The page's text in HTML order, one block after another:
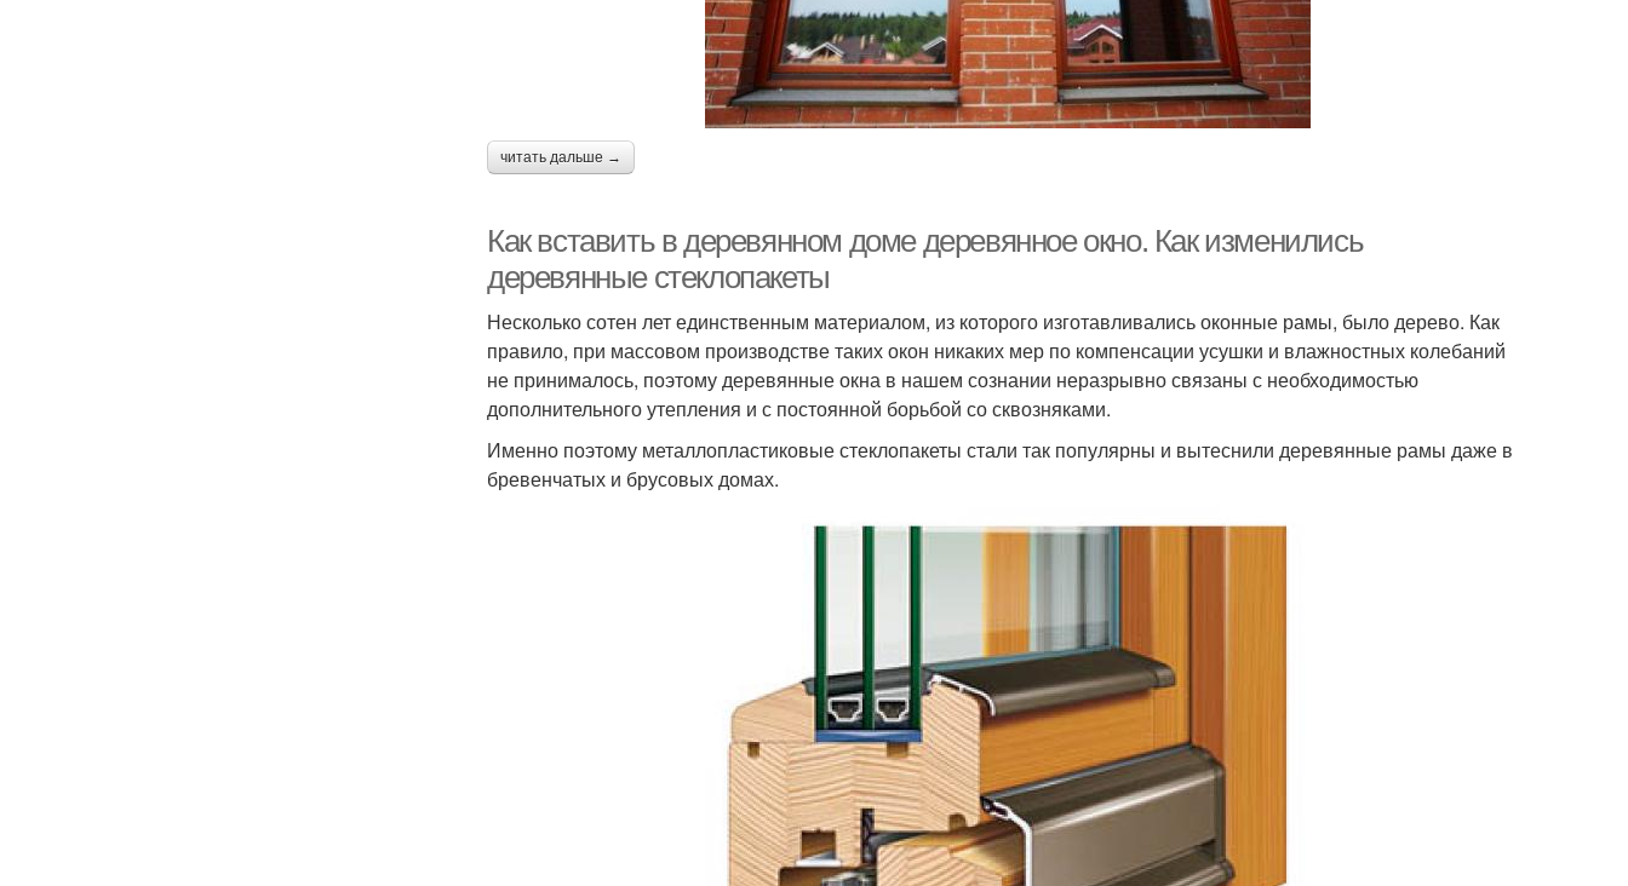
читать дальше →
Как вставить в деревянном доме деревянное окно. Как изменились
деревянные стеклопакеты
Несколько сотен лет единственным материалом, из которого изготавливались оконные рамы, было дерево. Как
правило, при массовом производстве таких окон никаких мер по компенсации усушки и влажностных колебаний
не принималось, поэтому деревянные окна в нашем сознании неразрывно связаны с необходимостью
дополнительного утепления и с постоянной борьбой со сквозняками.
Именно поэтому металлопластиковые стеклопакеты стали так популярны и вытеснили деревянные рамы даже в
бревенчатых и брусовых домах.